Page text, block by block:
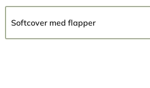
Softcover med flapper